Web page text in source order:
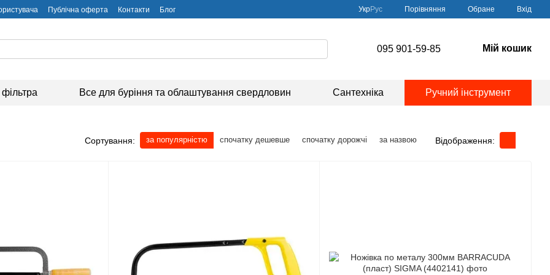
Публічна оферта Контакти Блог УкрРус Порівняння Обране Вхід
095 901-59-85 Мій кошик
Все для буріння та облаштування свердловин Сантехніка Ручний інструмент
Сортування: за популярністю спочатку дешевше спочатку дорожчі за назвою Відображення: